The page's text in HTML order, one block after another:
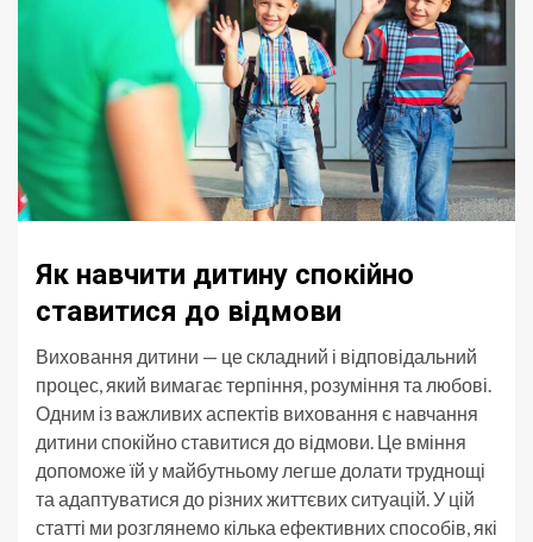
Як навчити дитину спокійно
ставитися до відмови
Виховання дитини — це складний і відповідальний
процес, який вимагає терпіння, розуміння та любові.
Одним із важливих аспектів виховання є навчання
дитини спокійно ставитися до відмови. Це вміння
допоможе їй у майбутньому легше долати труднощі
та адаптуватися до різних життєвих ситуацій. У цій
статті ми розглянемо кілька ефективних способів, які